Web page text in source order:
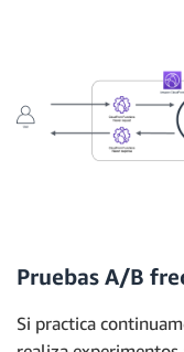
Pruebas A/B
Si practica